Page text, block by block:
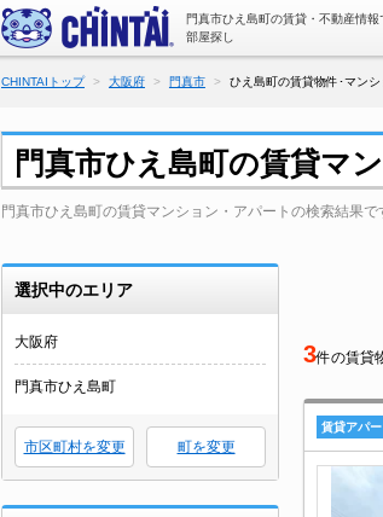
門真市ひえ島町の賃貸・不動産情
部屋探し
CHINTAIトップ 大阪府 門真市 ひえ島町の賃貸物件･マン
門真市ひえ島町の賃貸マ
門真市ひえ島町の賃貸マンション・アパートの検索結果
選択中のエリア
大阪府
門真市ひえ島町
市区町村を変更 町を変更
3件の賃貸
賃貸アパー